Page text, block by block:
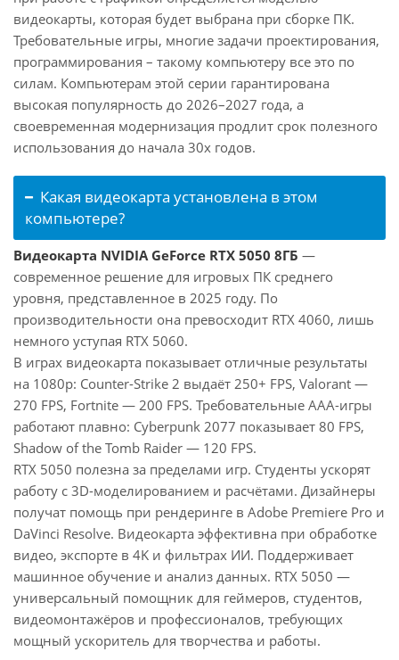
видеокарты, которая будет выбрана при сборке ПК.
Требовательные игры, многие задачи проектирования,
программирования – такому компьютеру все это по
силам. Компьютерам этой серии гарантирована
высокая популярность до 2026–2027 года, а
своевременная модернизация продлит срок полезного
использования до начала 30х годов.
Какая видеокарта установлена в этом
компьютере?
Видеокарта NVIDIA GeForce RTX 5050 8ГБ —
современное решение для игровых ПК среднего
уровня, представленное в 2025 году. По
производительности она превосходит RTX 4060, лишь
немного уступая RTX 5060.
В играх видеокарта показывает отличные результаты
на 1080p: Counter-Strike 2 выдаёт 250+ FPS, Valorant —
270 FPS, Fortnite — 200 FPS. Требовательные AAA-игры
работают плавно: Cyberpunk 2077 показывает 80 FPS,
Shadow of the Tomb Raider — 120 FPS.
RTX 5050 полезна за пределами игр. Студенты ускорят
работу с 3D-моделированием и расчётами. Дизайнеры
получат помощь при рендеринге в Adobe Premiere Pro и
DaVinci Resolve. Видеокарта эффективна при обработке
видео, экспорте в 4K и фильтрах ИИ. Поддерживает
машинное обучение и анализ данных. RTX 5050 —
универсальный помощник для геймеров, студентов,
видеомонтажёров и профессионалов, требующих
мощный ускоритель для творчества и работы.